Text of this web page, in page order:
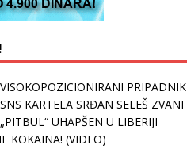
VISOKOPOZICIONIRANI PRIPADNIK
SNS KARTELA SRĐAN SELEŠ ZVANI
„PITBUL“ UHAPŠEN U LIBERIJI
KOKAINA! (VIDEO)